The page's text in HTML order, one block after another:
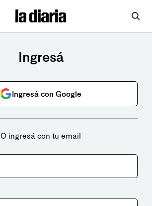
Ingresá
Ingresá con Google
O ingresá con tu email